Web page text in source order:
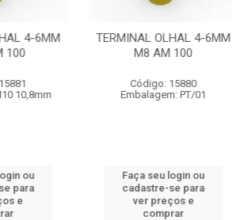
4-6MM
100
15880
PT/01
login ou
se para
e
TERMINAL OLHAL 2,5MM
M8 AZ 100
Código: 15877
Embalagem: PT/01
Faça seu login ou
cadastre-se para
ver preços e
comprar